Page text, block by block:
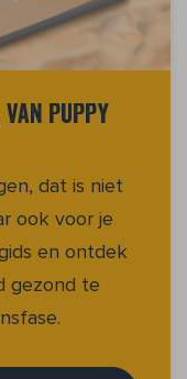
puppy
dat is niet
ook voor je
en ontdek
gezond te